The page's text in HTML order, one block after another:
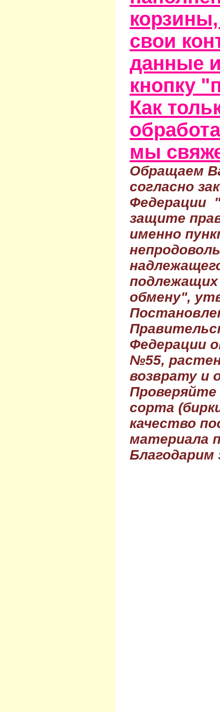
свои
данные
кнопку
Как
мы
Обращаем
согласно
Федерации
защите
именно
обмену",
Федерации
№55,
возврату и
Проверяйте
сорта
качество
материала
Благодарим